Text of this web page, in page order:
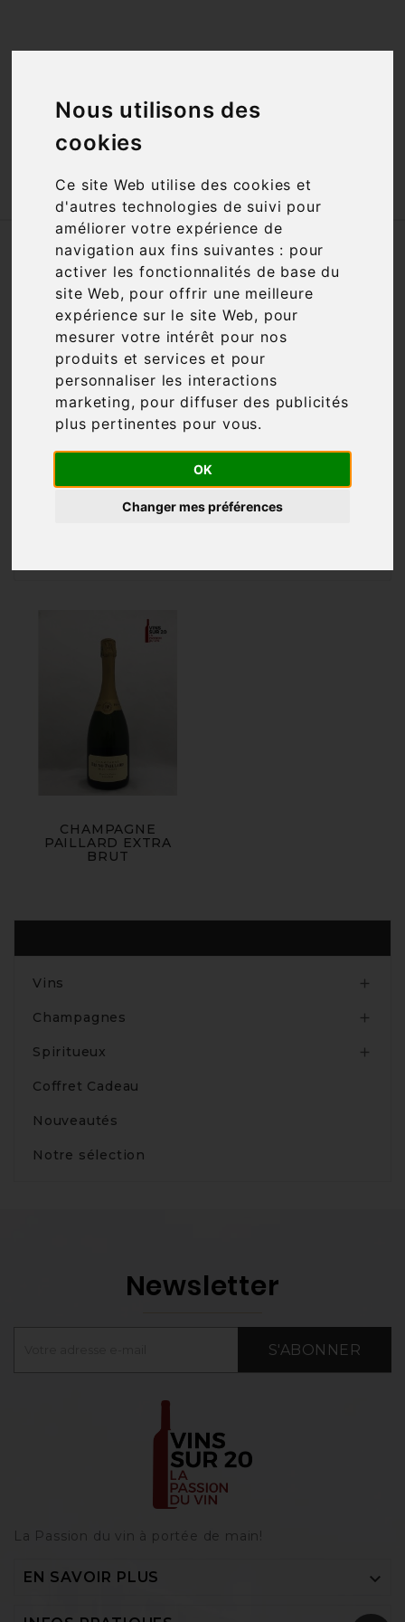
Nous utilisons des
cookies
Ce site Web utilise des cookies et
d'autres technologies de suivi pour
améliorer votre expérience de
navigation aux fins suivantes : pour
activer les fonctionnalités de base du
site Web, pour offrir une meilleure
expérience sur le site Web, pour
mesurer votre intérêt pour nos
produits et services et pour
personnaliser les interactions
marketing, pour diffuser des publicités
plus pertinentes pour vous.
OK
Changer mes préférences
Accueil Champagnes Prix
SOUS-CATÉGORIES
10 à 20€
 Filtre 1 article
CHAMPAGNE
PAILLARD EXTRA
BRUT
Vins 
Champagnes 
Spiritueux 
Coffret Cadeau
Nouveautés
Notre sélection
Newsletter
S'ABONNER
La Passion du vin à portée de main‎!
EN SAVOIR PLUS 